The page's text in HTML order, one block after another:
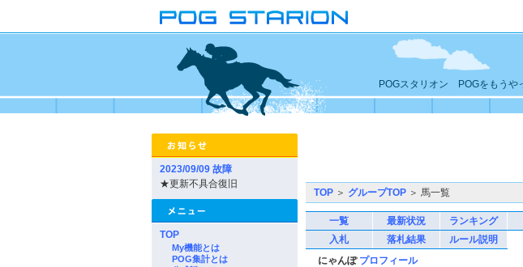
POGスタリオン POGをもうや
2023/09/09 故障
★更新不具合復旧
TOP
My機能とは
POG集計とは
TOP ＞ グループTOP ＞ 馬一覧
一覧 最新状況 ランキング
入札
落札結果
ルール説明
にゃんぽ プロフィール